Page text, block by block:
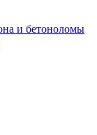
и бетоноломы